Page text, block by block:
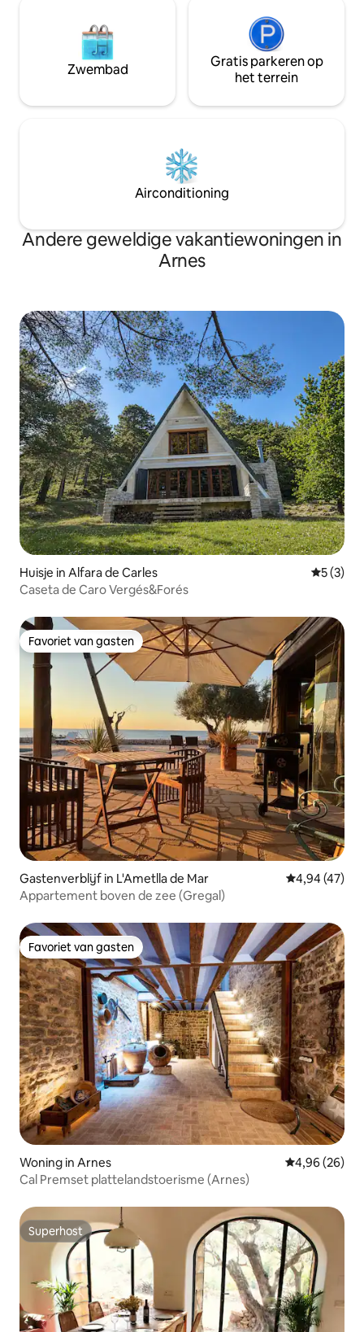
Zwembad
Gratis parkeren op
het terrein
Airconditioning
Andere geweldige vakantiewoningen in
Arnes
Huisje in Alfara de Carles
5 (3)
Caseta de Caro Vergés&Forés
Favoriet van gasten
Favoriet van gasten
Gastenverblijf in L'Ametlla de Mar Gemiddelde
4,94 (47)
Appartement boven de zee (Gregal)
Favoriet van gasten
Favoriet van gasten
Woning in Arnes Gemiddelde
4,96 (26)
Cal Premset plattelandstoerisme (Arnes)
Superhost
Superhost